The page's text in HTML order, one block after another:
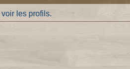
les profils.